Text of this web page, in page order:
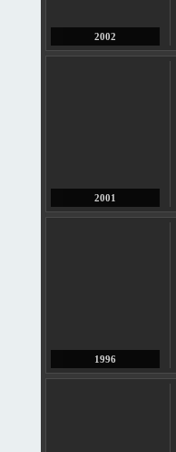
2002
2001
1996